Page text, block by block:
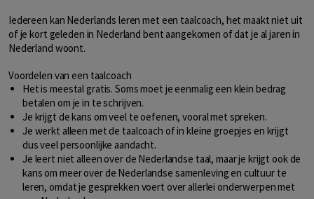
Iedereen kan Nederlands leren met een taalcoach, het maakt niet uit
of je kort geleden in Nederland bent aangekomen of dat je al jaren in
Nederland woont.
Voordelen van een taalcoach
Het is meestal gratis. Soms moet je eenmalig een klein bedrag
betalen om je in te schrijven.
Je krijgt de kans om veel te oefenen, vooral met spreken.
Je werkt alleen met de taalcoach of in kleine groepjes en krijgt
dus veel persoonlijke aandacht.
Je leert niet alleen over de Nederlandse taal, maar je krijgt ook de
kans om meer over de Nederlandse samenleving en cultuur te
leren, omdat je gesprekken voert over allerlei onderwerpen met